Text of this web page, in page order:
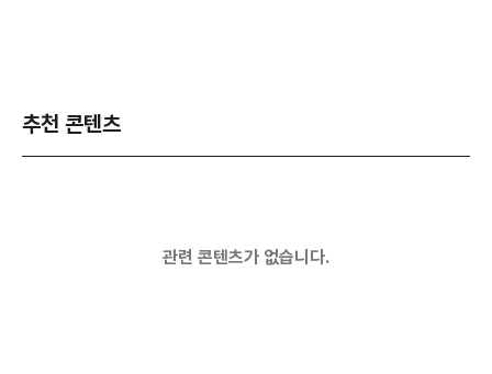
추천 콘텐츠
관련 콘텐츠가 없습니다.